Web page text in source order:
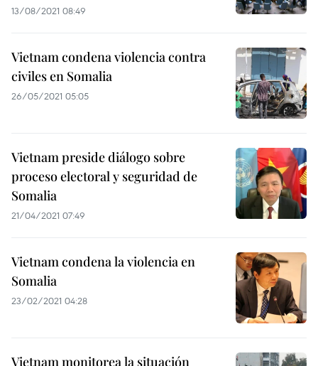
13/08/2021 08:49
Vietnam condena violencia contra
civiles en Somalia
26/05/2021 05:05
Vietnam preside diálogo sobre
proceso electoral y seguridad de
Somalia
21/04/2021 07:49
Vietnam condena la violencia en
Somalia
23/02/2021 04:28
Vietnam monitorea la situación